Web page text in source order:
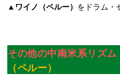
▲ ワイノ（ペルー） をドラム・
その他の中南米系リズム
（ペルー）